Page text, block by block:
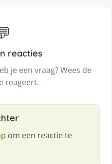
reacties
je een vraag? Wees de
reageert.
om een reactie te